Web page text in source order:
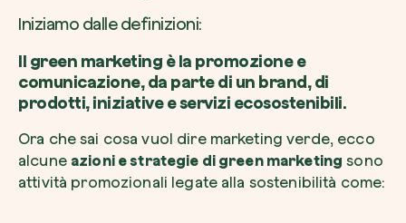
Iniziamo dalle definizioni:
Il green marketing è la promozione e
comunicazione, da parte di un brand, di
prodotti, iniziative e servizi ecosostenibili.
Ora che sai cosa vuol dire marketing verde, ecco
alcune azioni e strategie di green marketing sono
attività promozionali legate alla sostenibilità come:
Riscatta un albero
Inserisci il tuo codice per riscattare un